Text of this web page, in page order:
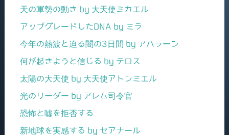
天の軍勢の動き by 大天使ミカエル
アップグレードしたDNA by ミラ
今年の熱波と迫る闇の3日間 by アハラーン
何が起きようと信じる by テロス
太陽の大天使 by 大天使アトンミエル
光のリーダー by アレム司令官
恐怖と嘘を拒否する
新地球を実感する by セアナール